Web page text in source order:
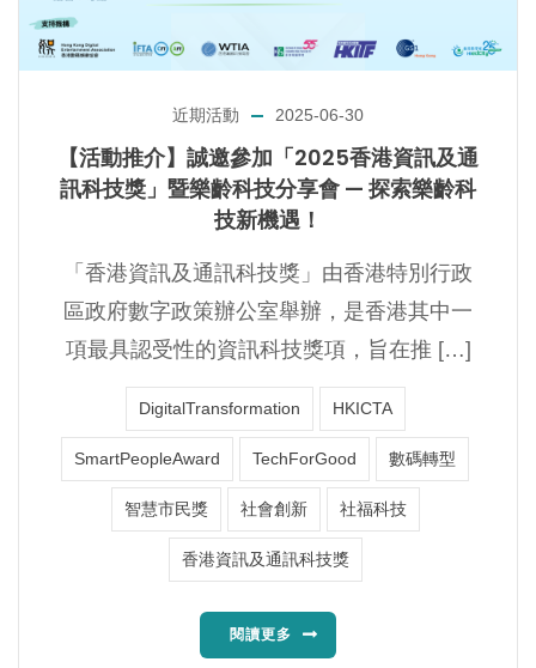
近期活動 2025-06-30
【活動推介】誠邀參加「2025香港資訊及通
訊科技獎」暨樂齡科技分享會 — 探索樂齡科
技新機遇！
「香港資訊及通訊科技獎」由香港特別行政
區政府數字政策辦公室舉辦，是香港其中一
項最具認受性的資訊科技獎項，旨在推 […]
DigitalTransformation HKICTA
SmartPeopleAward TechForGood 數碼轉型
智慧市民獎 社會創新 社福科技
香港資訊及通訊科技獎
閱讀更多